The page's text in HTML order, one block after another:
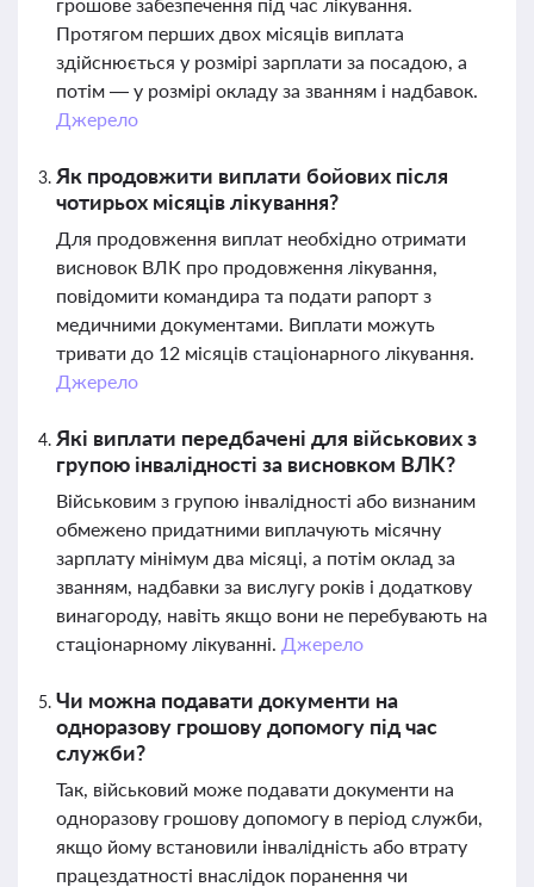
Протягом перших двох місяців виплата
здійснюється у розмірі зарплати за посадою, а
потім — у розмірі окладу за званням і надбавок.
Джерело
Як продовжити виплати бойових після
чотирьох місяців лікування?
Для продовження виплат необхідно отримати
висновок ВЛК про продовження лікування,
повідомити командира та подати рапорт з
медичними документами. Виплати можуть
тривати до 12 місяців стаціонарного лікування.
Джерело
Які виплати передбачені для військових з
групою інвалідності за висновком ВЛК?
Військовим з групою інвалідності або визнаним
обмежено придатними виплачують місячну
зарплату мінімум два місяці, а потім оклад за
званням, надбавки за вислугу років і додаткову
винагороду, навіть якщо вони не перебувають на
стаціонарному лікуванні. Джерело
Чи можна подавати документи на
одноразову грошову допомогу під час
служби?
Так, військовий може подавати документи на
одноразову грошову допомогу в період служби,
якщо йому встановили інвалідність або втрату
працездатності внаслідок поранення чи